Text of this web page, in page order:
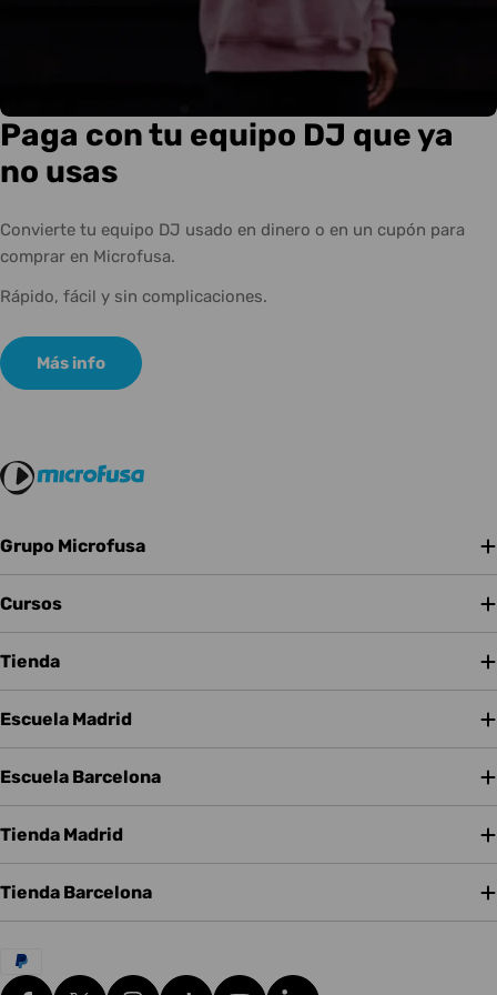
Paga con tu equipo DJ que ya
no usas
Convierte tu equipo DJ usado en dinero o en un cupón para
comprar en Microfusa.
Rápido, fácil y sin complicaciones.
Más info
Grupo Microfusa
Cursos
Tienda
Escuela Madrid
Escuela Barcelona
Tienda Madrid
Tienda Barcelona
Métodos
de